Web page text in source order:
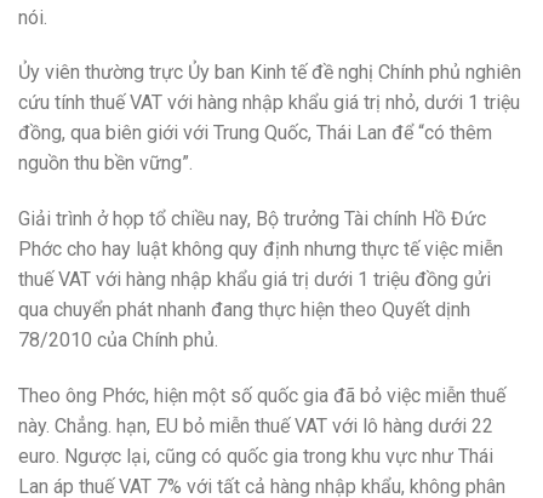
nói.
Ủy viên thường trực Ủy ban Kinh tế đề nghị Chính phủ nghiên
cứu tính thuế VAT với hàng nhập khẩu giá trị nhỏ, dưới 1 triệu
đồng, qua biên giới với Trung Quốc, Thái Lan để “có thêm
nguồn thu bền vững”.
Giải trình ở họp tổ chiều nay, Bộ trưởng Tài chính Hồ Đức
Phớc cho hay luật không quy định nhưng thực tế việc miễn
thuế VAT với hàng nhập khẩu giá trị dưới 1 triệu đồng gửi
qua chuyển phát nhanh đang thực hiện theo Quyết dịnh
78/2010 của Chính phủ.
Theo ông Phớc, hiện một số quốc gia đã bỏ việc miễn thuế
này. Chẳng. hạn, EU bỏ miễn thuế VAT với lô hàng dưới 22
euro. Ngược lại, cũng có quốc gia trong khu vực như Thái
Lan áp thuế VAT 7% với tất cả hàng nhập khẩu, không phân